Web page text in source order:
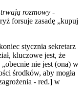
rozmowy -
forsuje zasadę „kupuj
stycznia sekretarz
kluczowe jest, że
nie jest (ona) w
środków, aby mogła
- red.] w